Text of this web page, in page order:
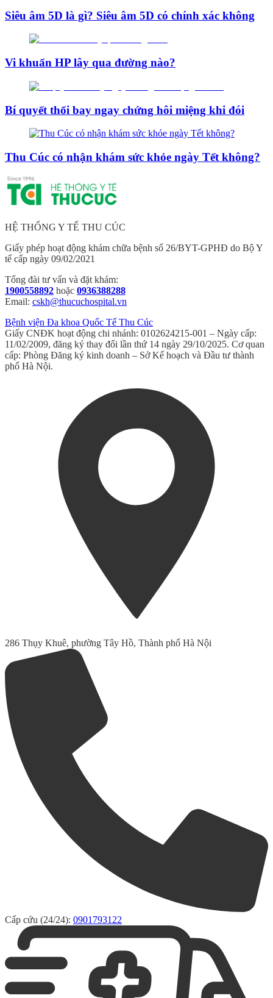
Siêu âm 5D là gì? Siêu âm 5D có chính xác không
Vi khuẩn HP lây qua đường nào?
Bí quyết thổi bay ngay chứng hôi miệng khi đói
Thu Cúc có nhận khám sức khỏe ngày Tết không?
HỆ THỐNG Y TẾ THU CÚC
Giấy phép hoạt động khám chữa bệnh số 26/BYT-GPHĐ do Bộ Y
tế cấp ngày 09/02/2021
Tổng đài tư vấn và đặt khám:
1900558892 hoặc 0936388288
Email: cskh@thucuchospital.vn
Bệnh viện Đa khoa Quốc Tế Thu Cúc
Giấy CNĐK hoạt động chi nhánh: 0102624215-001 – Ngày cấp:
11/02/2009, đăng ký thay đổi lần thứ 14 ngày 29/10/2025. Cơ quan
cấp: Phòng Đăng ký kinh doanh – Sở Kế hoạch và Đầu tư thành
phố Hà Nội.
286 Thụy Khuê, phường Tây Hồ, Thành phố Hà Nội
Cấp cứu (24/24): 0901793122